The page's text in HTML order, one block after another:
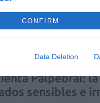
CONFIRM
Data Deletion
Dermatológicos
han desarrollado una
de actual a todos los
Derma Xera-Mega Confort.
Palpebral: la
sensibles e